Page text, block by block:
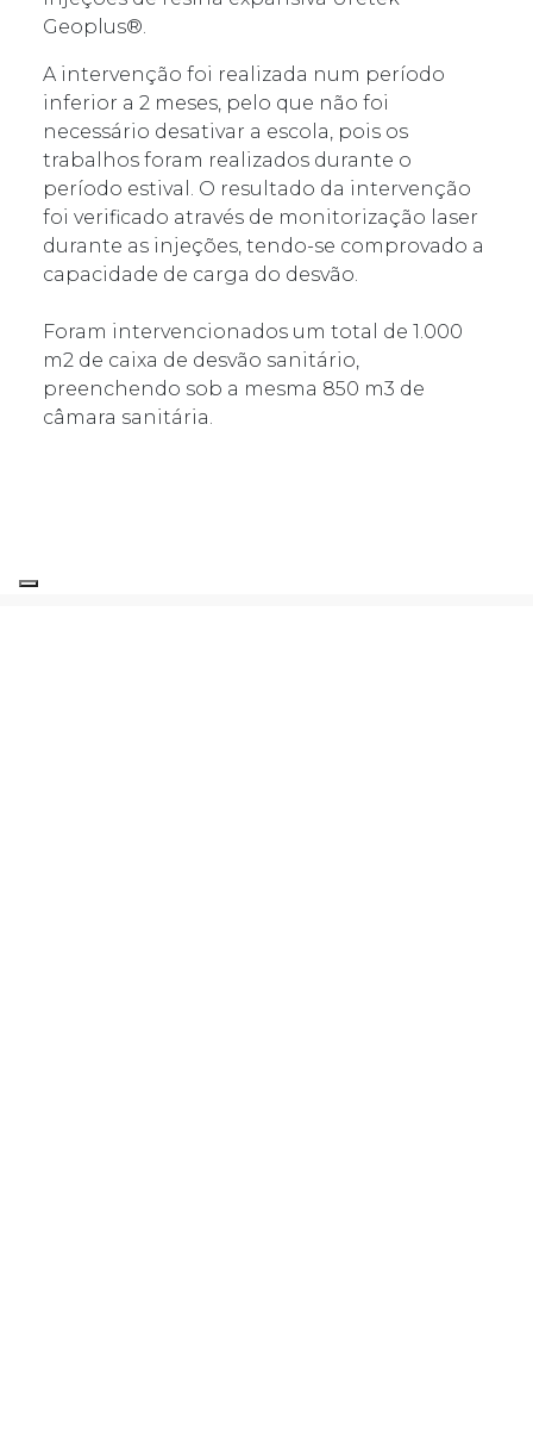
Geoplus®.
A intervenção foi realizada num período
inferior a 2 meses, pelo que não foi
necessário desativar a escola, pois os
trabalhos foram realizados durante o
período estival. O resultado da intervenção
foi verificado através de monitorização laser
durante as injeções, tendo-se comprovado a
capacidade de carga do desvão.
Foram intervencionados um total de 1.000
m2 de caixa de desvão sanitário,
preenchendo sob a mesma 850 m3 de
câmara sanitária.